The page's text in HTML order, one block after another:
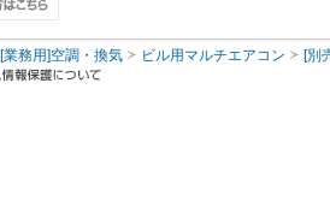
[業務用]空調・換気 ビル用マルチエアコン [別